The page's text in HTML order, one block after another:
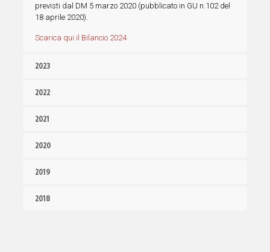
previsti dal DM 5 marzo 2020 (pubblicato in GU n.102 del
18 aprile 2020).
Scarica qui il Bilancio 2024
2023
2022
2021
2020
2019
2018